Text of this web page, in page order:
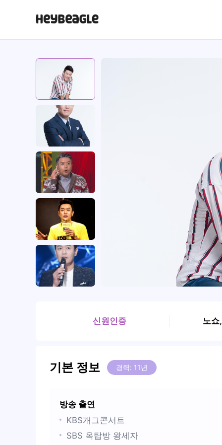
신원인증 노
기본 정보 경력: 11년
방송 출연
KBS개그콘서트
SBS 옥탑방 왕세자